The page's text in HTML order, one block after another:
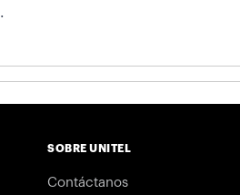
SOBRE UNITEL
Contáctanos